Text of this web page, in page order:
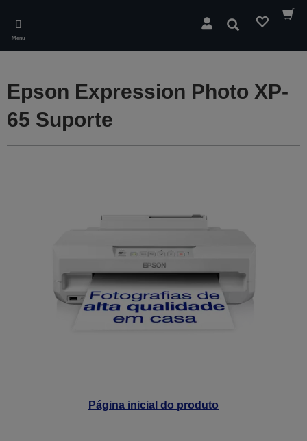
main
content
Menu
Pesquisar
Página inicial do produto
Epson Expression Photo XP-
65 Suporte